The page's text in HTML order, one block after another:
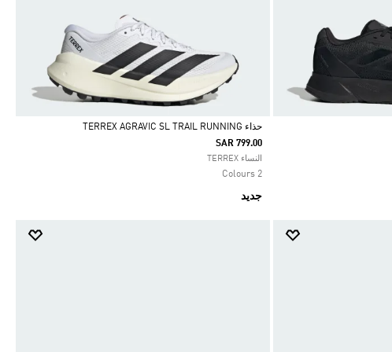
Selected
حذاء TERREX AGRAVIC SL TRAIL RUNNING
SAR 799.00
النساء TERREX
2 Colours
جديد